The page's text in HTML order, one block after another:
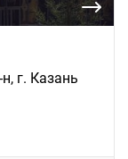
г. Казань